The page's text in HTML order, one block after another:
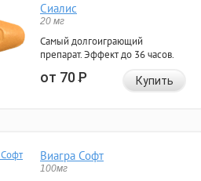
Сиалис
20 мг
Самый долгоиграющий
препарат. Эффект до 36 часов.
от 70Р Купить
Виагра Софт
100мг